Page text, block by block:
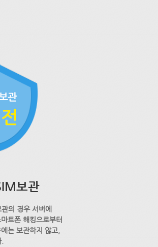
보관
의 경우 서버에
트폰 해킹으로부터
는 보관하지 않고,